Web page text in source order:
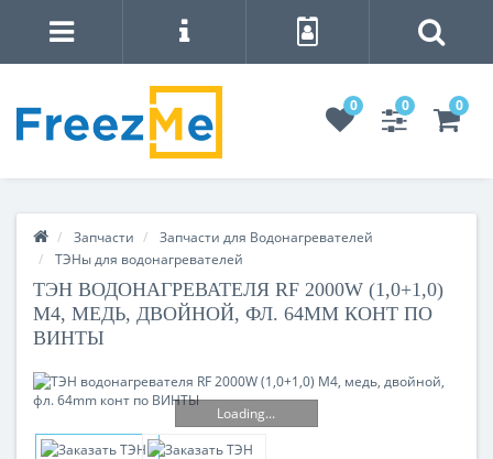
0 0 0
Запчасти
Запчасти для Водонагревателей
ТЭНы для водонагревателей
ТЭН ВОДОНАГРЕВАТЕЛЯ RF 2000W (1,0+1,0)
M4, МЕДЬ, ДВОЙНОЙ, ФЛ. 64MM КОНТ ПО
ВИНТЫ
Loading...